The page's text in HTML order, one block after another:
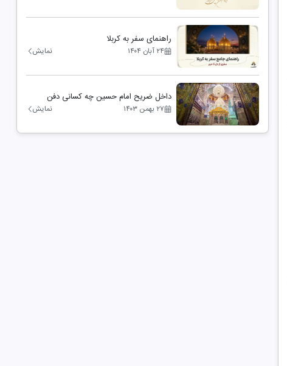
راهنمای سفر به کربلا
۲۴ آبان ۱۴۰۴ نمایش
داخل ضریح امام حسین چه کسانی دفن
هستند
۲۷ بهمن ۱۴۰۳ نمایش